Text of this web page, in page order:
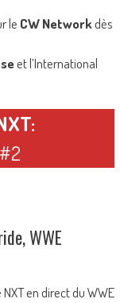
le CW Networkdès
et l’International
WWE
en direct du WWE